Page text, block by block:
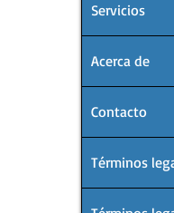
Servicios
Acerca de
Contacto
Términos